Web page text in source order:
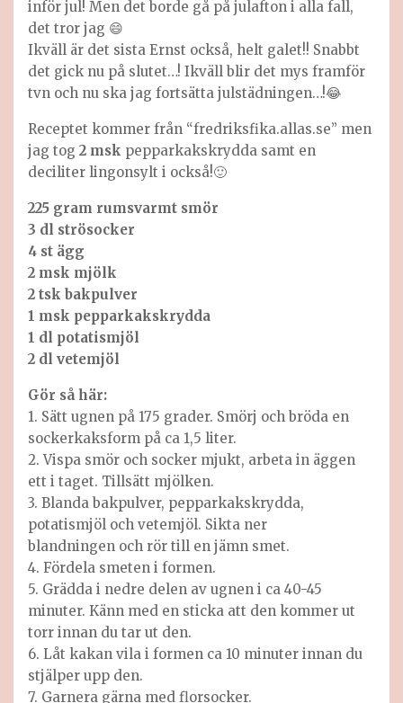
inför jul! Men det borde gå på julafton i alla fall,
det tror jag 😄
Ikväll är det sista Ernst också, helt galet!! Snabbt
det gick nu på slutet…! Ikväll blir det mys framför
tvn och nu ska jag fortsätta julstädningen…!😂
Receptet kommer från “fredriksfika.allas.se” men
jag tog 2 msk pepparkakskrydda samt en
deciliter lingonsylt i också!🙂
225 gram rumsvarmt smör
3 dl strösocker
4 st ägg
2 msk mjölk
2 tsk bakpulver
1 msk pepparkakskrydda
1 dl potatismjöl
2 dl vetemjöl
Gör så här:
1. Sätt ugnen på 175 grader. Smörj och bröda en
sockerkaksform på ca 1,5 liter.
2. Vispa smör och socker mjukt, arbeta in äggen
ett i taget. Tillsätt mjölken.
3. Blanda bakpulver, pepparkakskrydda,
potatismjöl och vetemjöl. Sikta ner
blandningen och rör till en jämn smet.
4. Fördela smeten i formen.
5. Grädda i nedre delen av ugnen i ca 40-45
minuter. Känn med en sticka att den kommer ut
torr innan du tar ut den.
6. Låt kakan vila i formen ca 10 minuter innan du
stjälper upp den.
7. Garnera gärna med florsocker.